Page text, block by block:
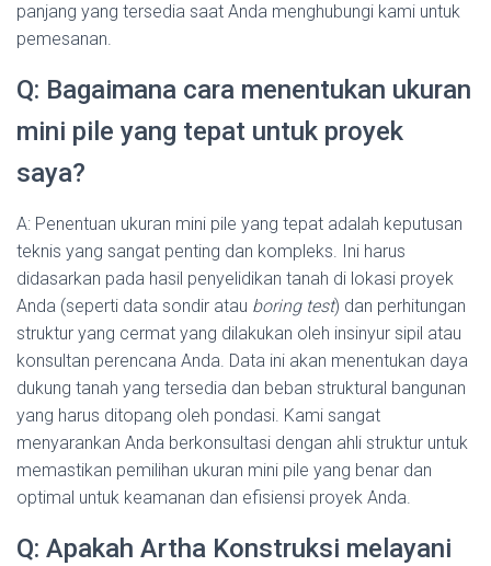
panjang yang tersedia saat Anda menghubungi kami untuk
pemesanan.
Q: Bagaimana cara menentukan ukuran
mini pile yang tepat untuk proyek
saya?
A: Penentuan ukuran mini pile yang tepat adalah keputusan
teknis yang sangat penting dan kompleks. Ini harus
didasarkan pada hasil penyelidikan tanah di lokasi proyek
Anda (seperti data sondir atau boring test) dan perhitungan
struktur yang cermat yang dilakukan oleh insinyur sipil atau
konsultan perencana Anda. Data ini akan menentukan daya
dukung tanah yang tersedia dan beban struktural bangunan
yang harus ditopang oleh pondasi. Kami sangat
menyarankan Anda berkonsultasi dengan ahli struktur untuk
memastikan pemilihan ukuran mini pile yang benar dan
optimal untuk keamanan dan efisiensi proyek Anda.
Q: Apakah Artha Konstruksi melayani